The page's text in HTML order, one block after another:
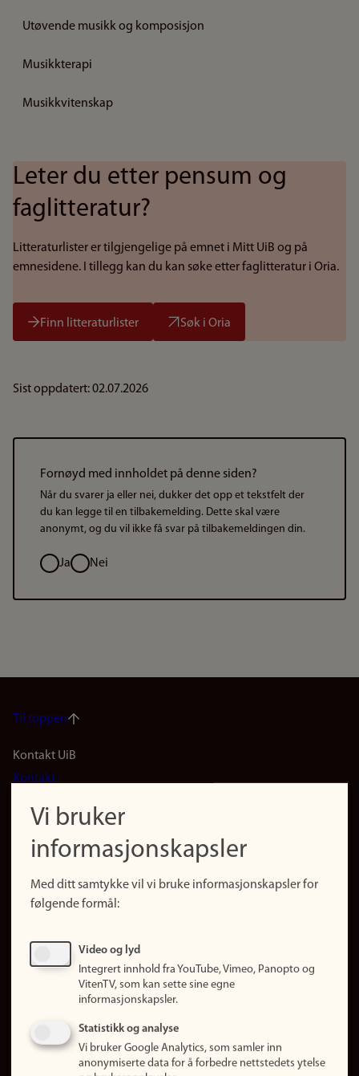
Utøvende musikk og komposisjon
Musikkterapi
Musikkvitenskap
Leter du etter pensum og
faglitteratur?
Litteraturlister er tilgjengelige på emnet i Mitt UiB og på
emnesidene. I tillegg kan du kan søke etter faglitteratur i Oria.
Finn litteraturlister Søk i Oria
Sist oppdatert: 02.07.2026
Fornøyd med innholdet på denne siden?
Når du svarer ja eller nei, dukker det opp et tekstfelt der
du kan legge til en tilbakemelding. Dette skal være
anonymt, og du vil ikke få svar på tilbakemeldingen din.
ValgJa Nei
Til toppen
Footer
(no)
Kontakt UiB
Kontakt
Finn forsker
Presse
Finn studier
Ledige stillinger
Om nettstedet
Informasjonskapsler
Vi bruker
informasjonskapsler
Med ditt samtykke vil vi bruke informasjonskapsler for
følgende formål:
Video og lyd
Integrert innhold fra YouTube, Vimeo, Panopto og
VitenTV, som kan sette sine egne
informasjonskapsler.
Statistikk og analyse
Vi bruker Google Analytics, som samler inn
anonymiserte data for å forbedre nettstedets ytelse